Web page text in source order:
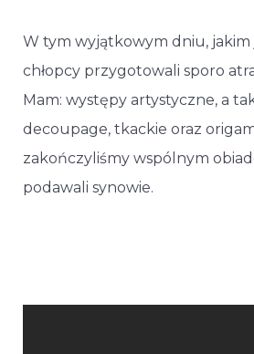
W tym wyjątkowym dniu, jakim
chłopcy przygotowali sporo
Mam: występy artystyczne, a
decoupage, tkackie oraz
zakończyliśmy wspólnym
podawali synowie.